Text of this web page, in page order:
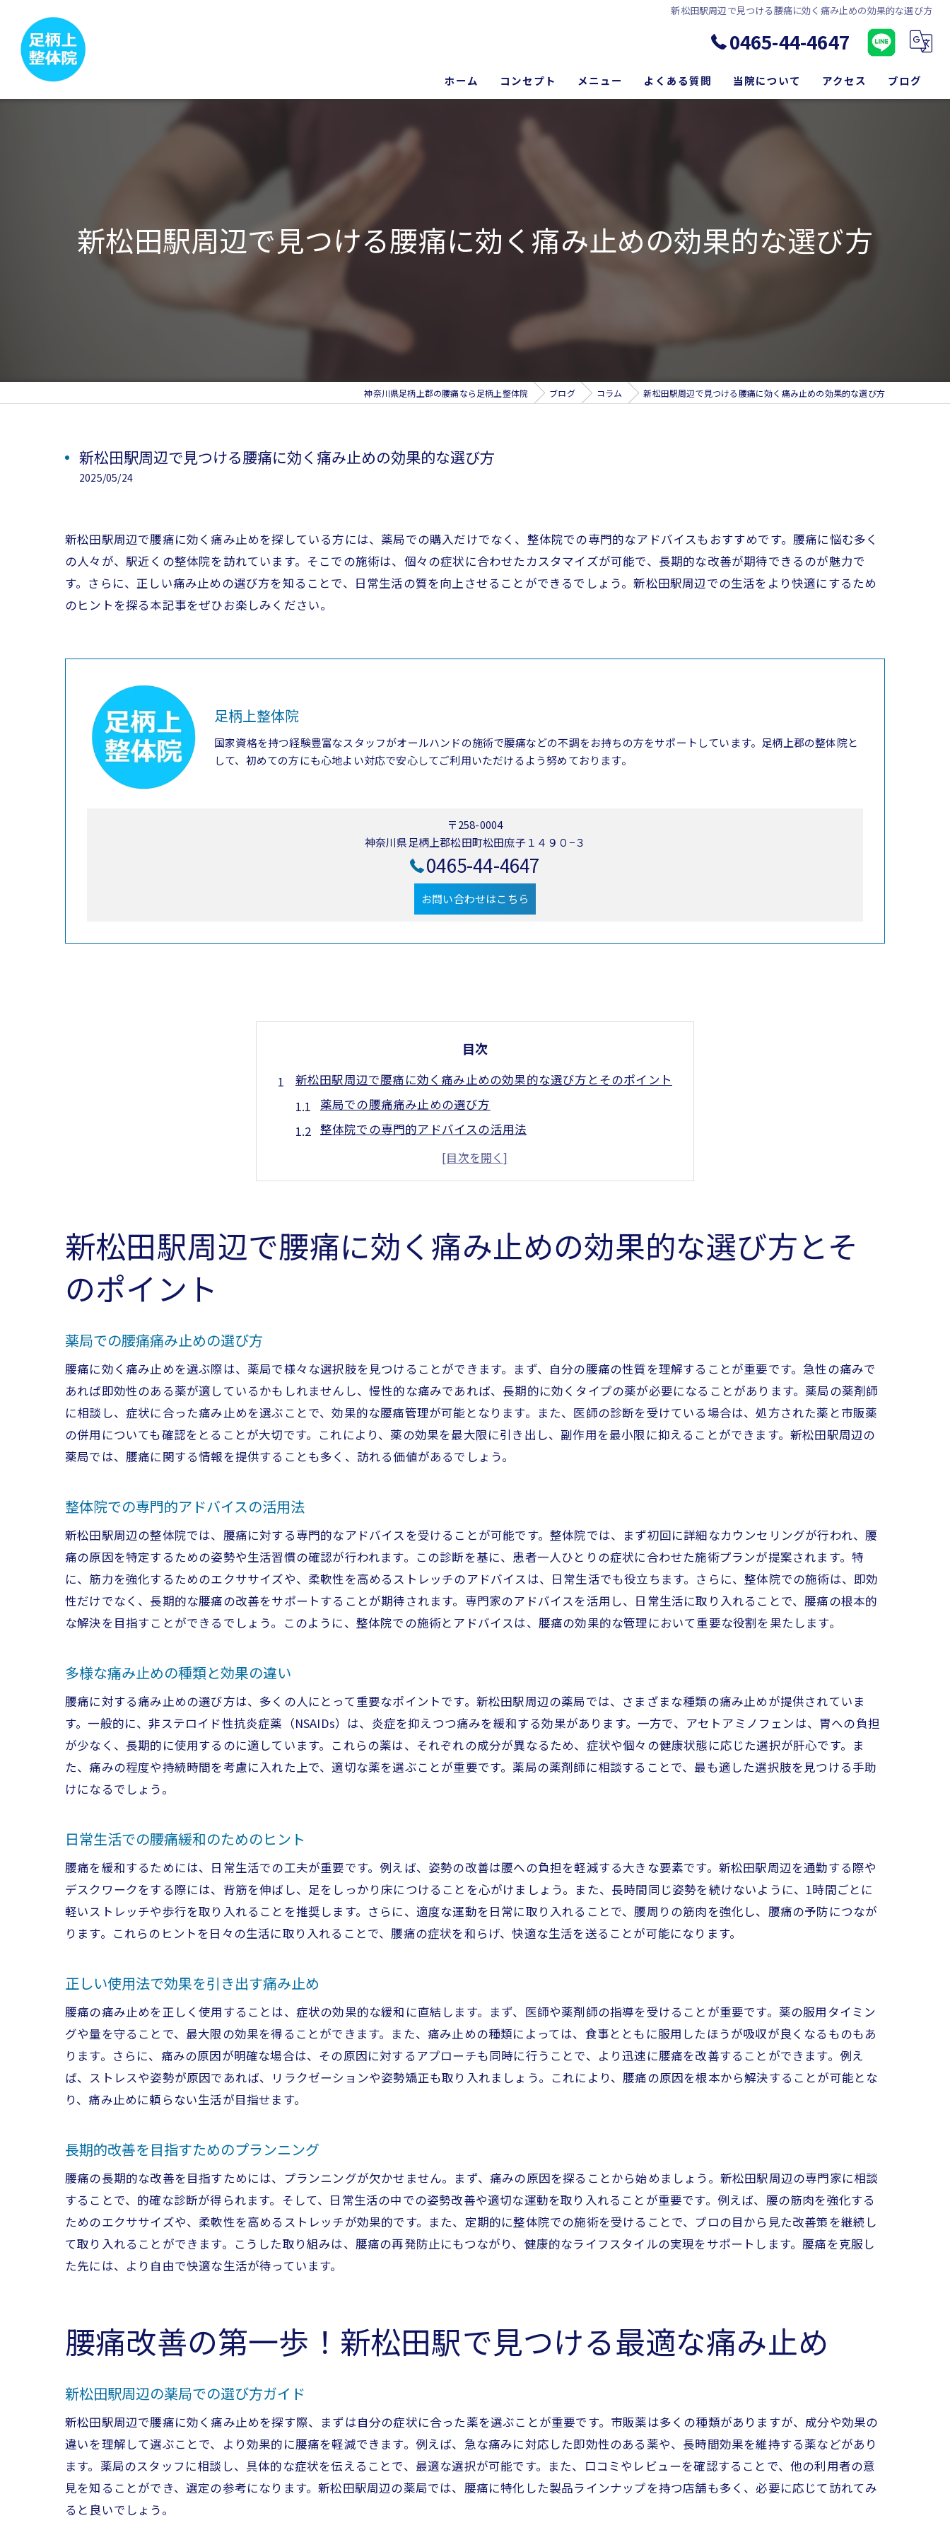
新松田駅周辺で見つける腰痛に効く痛み止めの効果的な選び方
0465-44-4647
ホーム コンセプト メニュー よくある質問 当院について
松田町の腰痛
脊柱管狭窄症
アクセス ブログ
新松田駅周辺で見つける腰痛に効く痛み止めの効果的な選び方
神奈川県足柄上郡の腰痛なら足柄上整体院 ブログ コラム 新松田駅周辺で見つける腰痛に効く痛み止めの効果的な選び方
新松田駅周辺で見つける腰痛に効く痛み止めの効果的な選び方
2025/05/24
新松田駅周辺で腰痛に効く痛み止めを探している方には、薬局での購入だけでなく、整体院での専門的なアドバイスもおすすめです。腰痛に悩む多く
の人々が、駅近くの整体院を訪れています。そこでの施術は、個々の症状に合わせたカスタマイズが可能で、長期的な改善が期待できるのが魅力で
す。さらに、正しい痛み止めの選び方を知ることで、日常生活の質を向上させることができるでしょう。新松田駅周辺での生活をより快適にするため
のヒントを探る本記事をぜひお楽しみください。
足柄上整体院
国家資格を持つ経験豊富なスタッフがオールハンドの施術で腰痛などの不調をお持ちの方をサポートしています。足柄上郡の整体院と
して、初めての方にも心地よい対応で安心してご利用いただけるよう努めております。
〒258-0004
神奈川県足柄上郡松田町松田庶子１４９０−３
0465-44-4647
お問い合わせはこちら
目次
新松田駅周辺で腰痛に効く痛み止めの効果的な選び方とそのポイント
薬局での腰痛痛み止めの選び方
整体院での専門的アドバイスの活用法
多様な痛み止めの種類と効果の違い
日常生活での腰痛緩和のためのヒント
腰痛改善の第一歩！新松田駅で見つける最適な痛み止め
通勤時の注意点と痛みの緩和法
腰痛に効く簡単なストレッチ法
専門家が教える新松田駅周辺の腰痛に効く痛み止めの選び方
個人に合わせた痛み止めの選択基準
避けるべき痛み止めの選択ミス
腰痛の改善に向けた日々の取り組み
新松田駅で腰痛とさよなら！効果的な痛み止めの選択肢
即効性のある痛み止めの選び方
新松田駅周辺のおすすめ薬局リスト
日常生活で気を付ける腰痛予防ポイント
専門的アドバイスを取り入れたケア方法
腰痛持ち必見！新松田駅で簡単に手に入る痛み止めガイド
腰痛に優しい日常動作の工夫
自宅でできる腰痛予防のエクササイズ
新松田駅周辺の健康施設の活用法
整体院での定期的なメンテナンス
腰痛による生活の質低下を防ぐために
新松田駅周辺の健康イベント情報
沿線の整骨院でのセミナー情報
日々の習慣で腰痛を緩和する方法
最新の痛み止め情報と注意点
腰痛に対する食生活の見直しポイント
コミュニティでの情報共有とサポート
整体院での体験談と口コミを集める
腰痛改善のための栄養素と食事法
地域での腰痛サポートグループ活用
足柄上整体院が出来ること
新松田駅周辺で腰痛に効く痛み止めの効果的な選び方とそ
のポイント
薬局での腰痛痛み止めの選び方
腰痛に効く痛み止めを選ぶ際は、薬局で様々な選択肢を見つけることができます。まず、自分の腰痛の性質を理解することが重要です。急性の痛みで
あれば即効性のある薬が適しているかもしれませんし、慢性的な痛みであれば、長期的に効くタイプの薬が必要になることがあります。薬局の薬剤師
に相談し、症状に合った痛み止めを選ぶことで、効果的な腰痛管理が可能となります。また、医師の診断を受けている場合は、処方された薬と市販薬
の併用についても確認をとることが大切です。これにより、薬の効果を最大限に引き出し、副作用を最小限に抑えることができます。新松田駅周辺の
薬局では、腰痛に関する情報を提供することも多く、訪れる価値があるでしょう。
整体院での専門的アドバイスの活用法
新松田駅周辺の整体院では、腰痛に対する専門的なアドバイスを受けることが可能です。整体院では、まず初回に詳細なカウンセリングが行われ、腰
痛の原因を特定するための姿勢や生活習慣の確認が行われます。この診断を基に、患者一人ひとりの症状に合わせた施術プランが提案されます。特
に、筋力を強化するためのエクササイズや、柔軟性を高めるストレッチのアドバイスは、日常生活でも役立ちます。さらに、整体院での施術は、即効
性だけでなく、長期的な腰痛の改善をサポートすることが期待されます。専門家のアドバイスを活用し、日常生活に取り入れることで、腰痛の根本的
な解決を目指すことができるでしょう。このように、整体院での施術とアドバイスは、腰痛の効果的な管理において重要な役割を果たします。
多様な痛み止めの種類と効果の違い
腰痛に対する痛み止めの選び方は、多くの人にとって重要なポイントです。新松田駅周辺の薬局では、さまざまな種類の痛み止めが提供されていま
す。一般的に、非ステロイド性抗炎症薬（NSAIDs）は、炎症を抑えつつ痛みを緩和する効果があります。一方で、アセトアミノフェンは、胃への負担
が少なく、長期的に使用するのに適しています。これらの薬は、それぞれの成分が異なるため、症状や個々の健康状態に応じた選択が肝心です。ま
た、痛みの程度や持続時間を考慮に入れた上で、適切な薬を選ぶことが重要です。薬局の薬剤師に相談することで、最も適した選択肢を見つける手助
けになるでしょう。
日常生活での腰痛緩和のためのヒント
腰痛を緩和するためには、日常生活での工夫が重要です。例えば、姿勢の改善は腰への負担を軽減する大きな要素です。新松田駅周辺を通勤する際や
デスクワークをする際には、背筋を伸ばし、足をしっかり床につけることを心がけましょう。また、長時間同じ姿勢を続けないように、1時間ごとに
軽いストレッチや歩行を取り入れることを推奨します。さらに、適度な運動を日常に取り入れることで、腰周りの筋肉を強化し、腰痛の予防につなが
ります。これらのヒントを日々の生活に取り入れることで、腰痛の症状を和らげ、快適な生活を送ることが可能になります。
正しい使用法で効果を引き出す痛み止め
腰痛の痛み止めを正しく使用することは、症状の効果的な緩和に直結します。まず、医師や薬剤師の指導を受けることが重要です。薬の服用タイミン
グや量を守ることで、最大限の効果を得ることができます。また、痛み止めの種類によっては、食事とともに服用したほうが吸収が良くなるものもあ
ります。さらに、痛みの原因が明確な場合は、その原因に対するアプローチも同時に行うことで、より迅速に腰痛を改善することができます。例え
ば、ストレスや姿勢が原因であれば、リラクゼーションや姿勢矯正も取り入れましょう。これにより、腰痛の原因を根本から解決することが可能とな
り、痛み止めに頼らない生活が目指せます。
長期的改善を目指すためのプランニング
腰痛の長期的な改善を目指すためには、プランニングが欠かせません。まず、痛みの原因を探ることから始めましょう。新松田駅周辺の専門家に相談
することで、的確な診断が得られます。そして、日常生活の中での姿勢改善や適切な運動を取り入れることが重要です。例えば、腰の筋肉を強化する
ためのエクササイズや、柔軟性を高めるストレッチが効果的です。また、定期的に整体院での施術を受けることで、プロの目から見た改善策を継続し
て取り入れることができます。こうした取り組みは、腰痛の再発防止にもつながり、健康的なライフスタイルの実現をサポートします。腰痛を克服し
た先には、より自由で快適な生活が待っています。
腰痛改善の第一歩！新松田駅で見つける最適な痛み止め
新松田駅周辺の薬局での選び方ガイド
新松田駅周辺で腰痛に効く痛み止めを探す際、まずは自分の症状に合った薬を選ぶことが重要です。市販薬は多くの種類がありますが、成分や効果の
違いを理解して選ぶことで、より効果的に腰痛を軽減できます。例えば、急な痛みに対応した即効性のある薬や、長時間効果を維持する薬などがあり
ます。薬局のスタッフに相談し、具体的な症状を伝えることで、最適な選択が可能です。また、口コミやレビューを確認することで、他の利用者の意
見を知ることができ、選定の参考になります。新松田駅周辺の薬局では、腰痛に特化した製品ラインナップを持つ店舗も多く、必要に応じて訪れてみ
ると良いでしょう。
お問い合わせはこちら
お問い合わせはこちら